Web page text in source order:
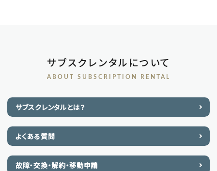
サブスクレンタルについて
ABOUT SUBSCRIPTION RENTAL
サブスクレンタルとは？
よくある質問
故障・交換・解約・移動申請